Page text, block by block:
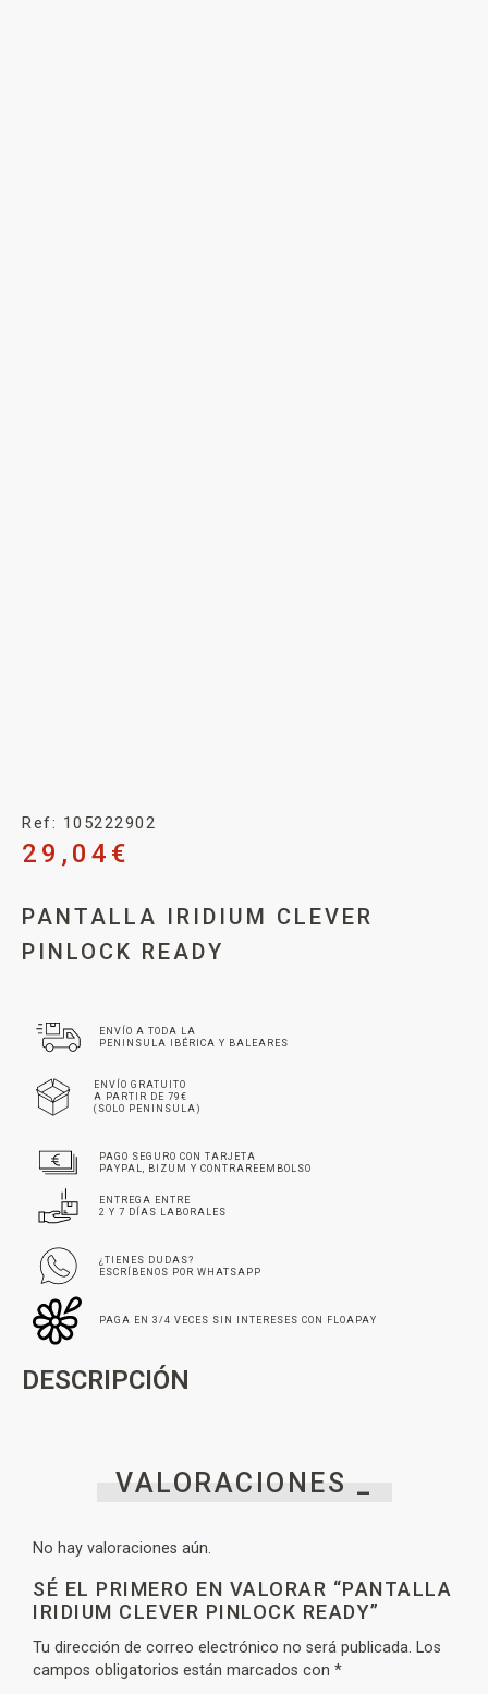
Ref: 105222902
29,04 €
PANTALLA IRIDIUM CLEVER
PINLOCK READY
ENVÍO A TODA LA
PENINSULA IBÉRICA Y BALEARES
ENVÍO GRATUITO
A PARTIR DE 79€
(SOLO PENINSULA)
PAGO SEGURO CON TARJETA
PAYPAL, BIZUM Y CONTRAREEMBOLSO
ENTREGA ENTRE
2 Y 7 DÍAS LABORALES
¿TIENES DUDAS?
ESCRÍBENOS POR WHATSAPP
PAGA EN 3/4 VECES SIN INTERESES CON FLOAPAY
DESCRIPCIÓN
VALORACIONES _
No hay valoraciones aún.
SÉ EL PRIMERO EN VALORAR “PANTALLA
IRIDIUM CLEVER PINLOCK READY”
Tu dirección de correo electrónico no será publicada. Los
campos obligatorios están marcados con *